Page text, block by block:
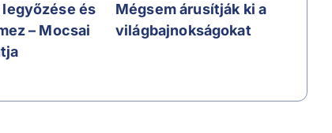
legyőzése és
– Mocsai
Mégsem árusítják ki a
világbajnokságokat